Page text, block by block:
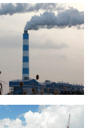
脱硫行业